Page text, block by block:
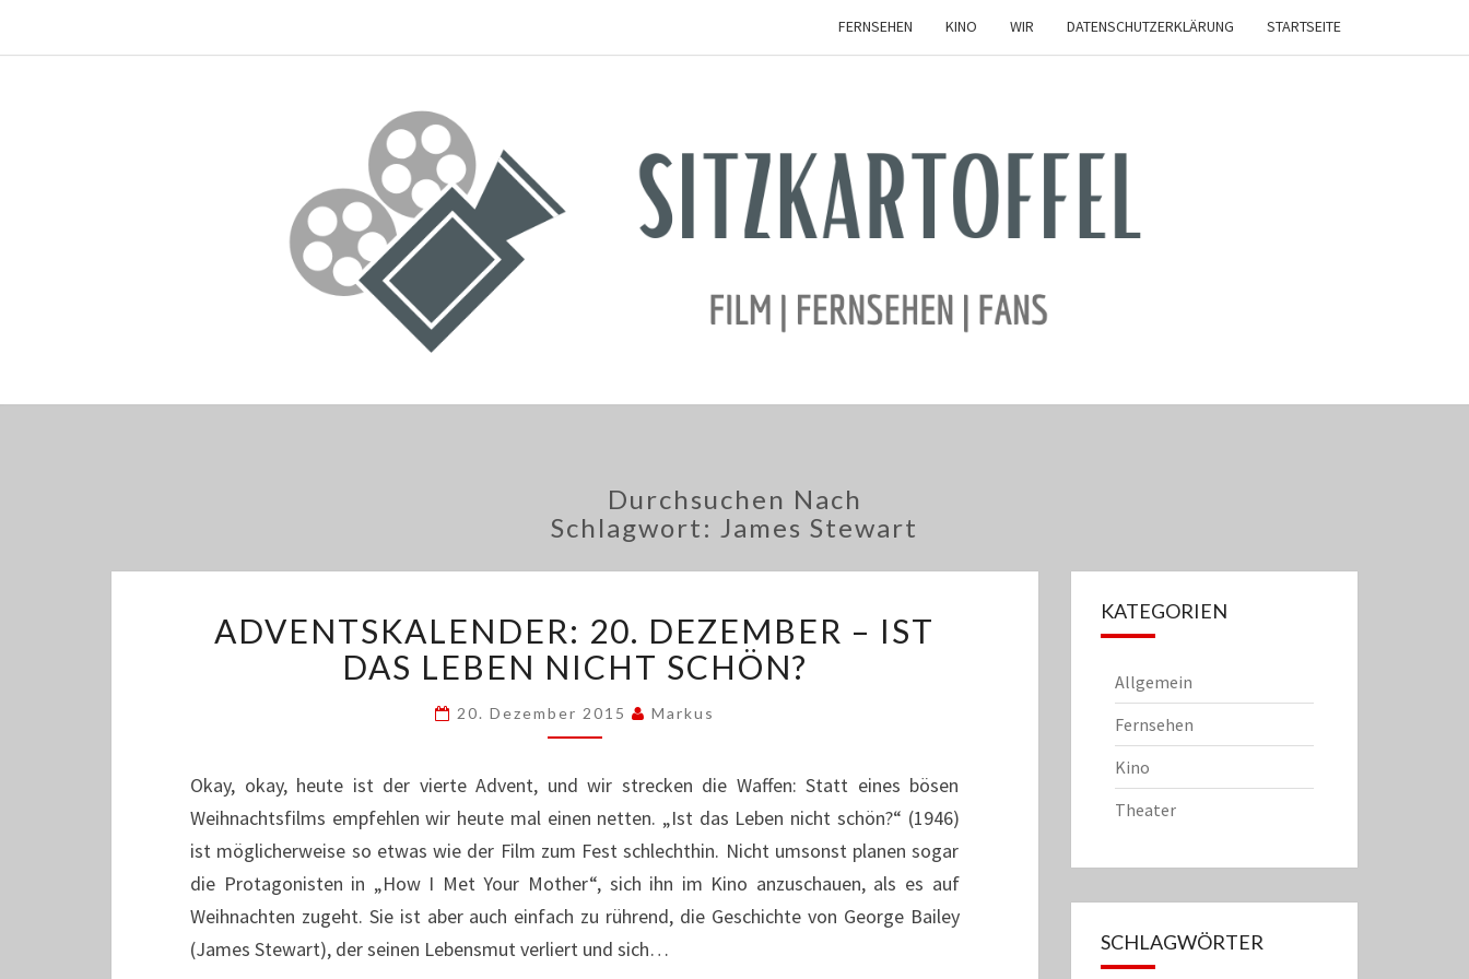
FERNSEHEN KINO WIR DATENSCHUTZERKLÄRUNG STARTSEITE
Durchsuchen Nach
Schlagwort: James Stewart
20.
DEZEMBER
–
IST
DAS
NICHT
SCHÖN?
ADVENTSKALENDER: 20. DEZEMBER – IST
DAS LEBEN NICHT SCHÖN?
20. Dezember 2015 Markus
Okay, okay, heute ist der vierte Advent, und wir strecken die Waffen: Statt eines bösen
Weihnachtsfilms empfehlen wir heute mal einen netten. „Ist das Leben nicht schön?“ (1946)
ist möglicherweise so etwas wie der Film zum Fest schlechthin. Nicht umsonst planen sogar
die Protagonisten in „How I Met Your Mother“, sich ihn im Kino anzuschauen, als es auf
Weihnachten zugeht. Sie ist aber auch einfach zu rührend, die Geschichte von George Bailey
(James Stewart), der seinen Lebensmut verliert und sich…
KATEGORIEN
Allgemein
Fernsehen
Kino
Theater
SCHLAGWÖRTER